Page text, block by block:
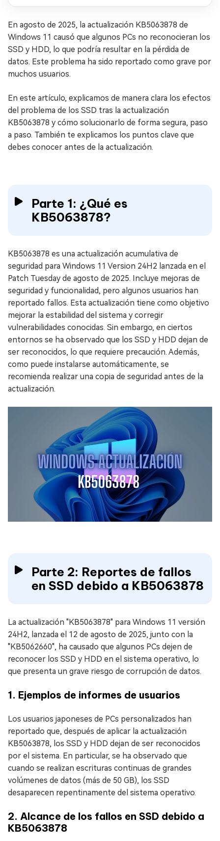
En agosto de 2025, la actualización KB5063878 de
Windows 11 causó que algunos PCs no reconocieran los
SSD y HDD, lo que podría resultar en la pérdida de
datos. Este problema ha sido reportado como grave por
muchos usuarios.
En este artículo, explicamos de manera clara los efectos
del problema de los SSD tras la actualización
KB5063878 y cómo solucionarlo de forma segura, paso
a paso. También te explicamos los puntos clave que
debes conocer antes de la actualización.
Parte 1: ¿Qué es
KB5063878?
KB5063878 es una actualización acumulativa de
seguridad para Windows 11 Version 24H2 lanzada en el
Patch Tuesday de agosto de 2025. Incluye mejoras de
seguridad y funcionalidad, pero algunos usuarios han
reportado fallos. Esta actualización tiene como objetivo
mejorar la estabilidad del sistema y corregir
vulnerabilidades conocidas. Sin embargo, en ciertos
entornos se ha observado que los SSD y HDD dejan de
ser reconocidos, lo que requiere precaución. Además,
como puede instalarse automáticamente, se
recomienda realizar una copia de seguridad antes de la
actualización.
Parte 2: Reportes de fallos
en SSD debido a KB5063878
La actualización "KB5063878" para Windows 11 versión
24H2, lanzada el 12 de agosto de 2025, junto con la
"KB5062660", ha causado que algunos PCs dejen de
reconocer los SSD y HDD en el sistema operativo, lo
que presenta un grave riesgo de corrupción de datos.
1. Ejemplos de informes de usuarios
Los usuarios japoneses de PCs personalizados han
reportado que, después de aplicar la actualización
KB5063878, los SSD y HDD dejan de ser reconocidos
por el sistema. En particular, se ha observado que
cuando se realizan escrituras continuas de grandes
volúmenes de datos (más de 50 GB), los SSD
desaparecen repentinamente del sistema operativo.
2. Alcance de los fallos en SSD debido a
KB5063878